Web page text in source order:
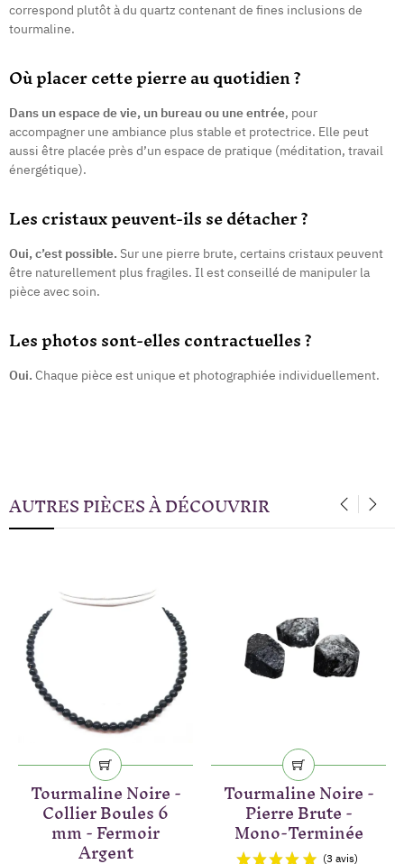
correspond plutôt à du quartz contenant de fines inclusions de
tourmaline.
Où placer cette pierre au quotidien ?
Dans un espace de vie, un bureau ou une entrée, pour
accompagner une ambiance plus stable et protectrice. Elle peut
aussi être placée près d’un espace de pratique (méditation, travail
énergétique).
Les cristaux peuvent-ils se détacher ?
Oui, c’est possible. Sur une pierre brute, certains cristaux peuvent
être naturellement plus fragiles. Il est conseillé de manipuler la
pièce avec soin.
Les photos sont-elles contractuelles ?
Oui. Chaque pièce est unique et photographiée individuellement.
AUTRES PIÈCES À DÉCOUVRIR
Tourmaline Noire -
Collier Boules 6
mm - Fermoir
Argent
Tourmaline Noire -
Pierre Brute -
Mono-Terminée